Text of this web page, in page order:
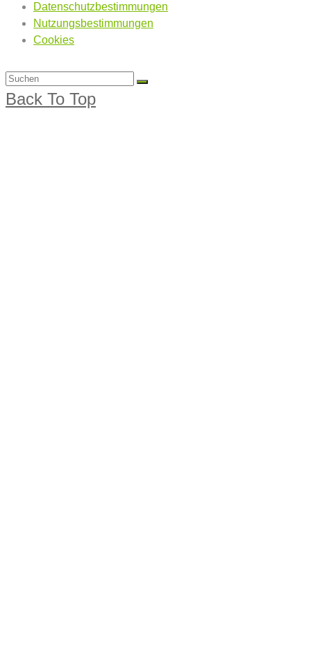
Datenschutzbestimmungen
Nutzungsbestimmungen
Cookies
Back To Top